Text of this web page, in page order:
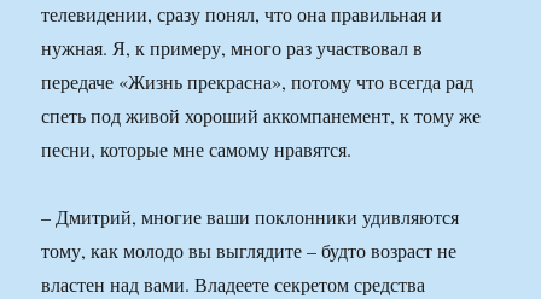
телевидении, сразу понял, что она правильная и
нужная. Я, к примеру, много раз участвовал в
передаче «Жизнь прекрасна», потому что всегда рад
спеть под живой хороший аккомпанемент, к тому же
песни, которые мне самому нравятся.
– Дмитрий, многие ваши поклонники удивляются
тому, как молодо вы выглядите – будто возраст не
властен над вами. Владеете секретом средства